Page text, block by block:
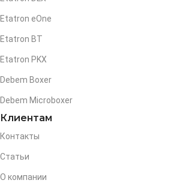
Etatron eOne
Etatron BT
Etatron PKX
Debem Boxer
Debem Microboxer
Клиентам
Контакты
Статьи
О компании